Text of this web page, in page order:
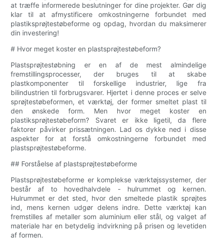
at træffe informerede beslutninger for dine projekter. Gør dig
klar til at afmystificere omkostningerne forbundet med
plastiksprøjtestøbeforme og opdag, hvordan du maksimerer
din investering!
# Hvor meget koster en plastsprøjtestøbeform?
Plastsprøjtestøbning er en af ​​de mest almindelige
fremstillingsprocesser, der bruges til at skabe
plastkomponenter til forskellige industrier, lige fra
bilindustrien til forbrugsvarer. Hjertet i denne proces er selve
sprøjtestøbeformen, et værktøj, der former smeltet plast til
den ønskede form. Men hvor meget koster en
plastiksprøjtestøbeform? Svaret er ikke ligetil, da flere
faktorer påvirker prissætningen. Lad os dykke ned i disse
aspekter for at forstå omkostningerne forbundet med
plastsprøjtestøbeforme.
## Forståelse af plastsprøjtestøbeforme
Plastsprøjtestøbeforme er komplekse værktøjssystemer, der
består af to hovedhalvdele - hulrummet og kernen.
Hulrummet er det sted, hvor den smeltede plastik sprøjtes
ind, mens kernen udgør delens indre. Dette værktøj kan
fremstilles af metaller som aluminium eller stål, og valget af
materiale har en betydelig indvirkning på prisen og levetiden
af ​​formen.